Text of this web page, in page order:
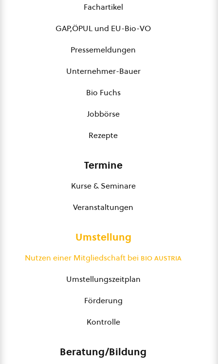
Fachartikel
GAP,ÖPUL und EU-Bio-VO
Pressemeldungen
Unternehmer-Bauer
Bio Fuchs
Jobbörse
Rezepte
Termine
Kurse & Seminare
Veranstaltungen
Umstellung
Nutzen einer Mitgliedschaft bei bio austria
Umstellungszeitplan
Förderung
Kontrolle
Beratung/Bildung